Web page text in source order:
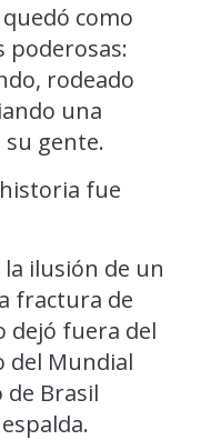
como
poderosas:
rodeado
una
gente.
fue
la ilusión de un
fractura de
dejó fuera del
del Mundial
de Brasil